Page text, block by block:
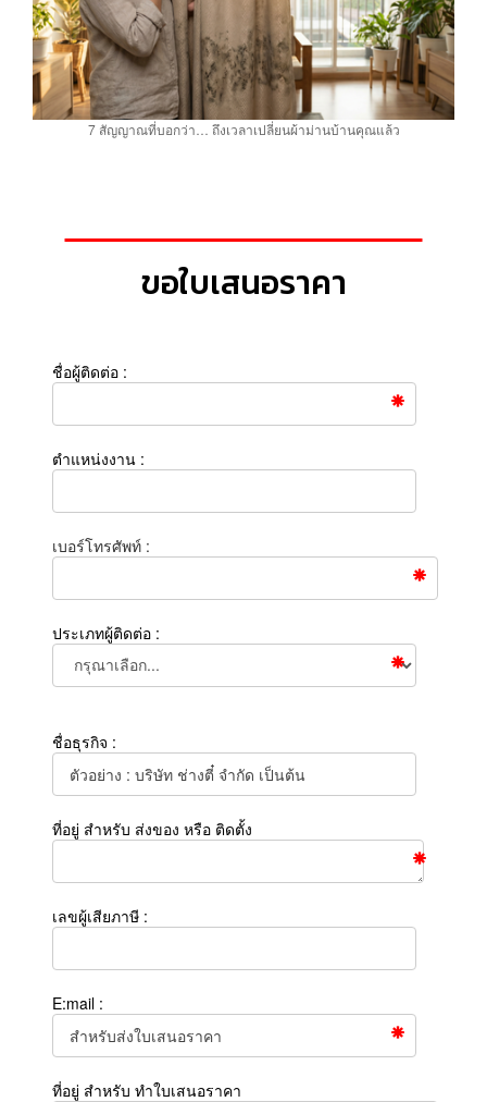
7 สัญญาณที่บอกว่า… ถึงเวลาเปลี่ยนผ้าม่านบ้านคุณแล้ว
ขอใบเสนอราคา
ชื่อผู้ติดต่อ :
ตำแหน่งงาน :
เบอร์โทรศัพท์ :
ประเภทผู้ติดต่อ :
ชื่อธุรกิจ :
ที่อยู่ สำหรับ ส่งของ หรือ ติดตั้ง
เลขผู้เสียภาษี :
E:mail :
ที่อยู่ สำหรับ ทำใบเสนอราคา